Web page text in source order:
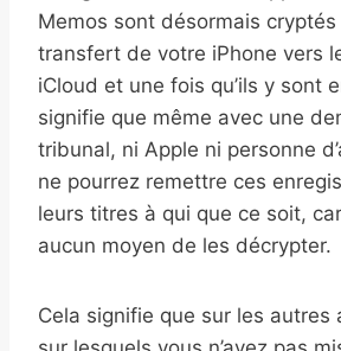
Memos sont désormais
transfert de votre iPhone vers
iCloud et une fois qu’ils y sont
signifie que même avec une
tribunal, ni Apple ni personne
ne pourrez remettre ces
leurs titres à qui que ce soit, car
aucun moyen de les décrypter.
Cela signifie que sur les autres